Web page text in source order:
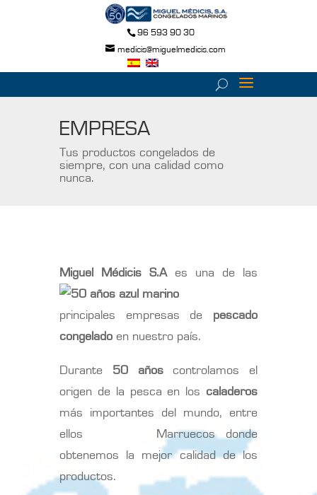
96 593 90 30
medicis@miguelmedicis.com
EMPRESA
Tus productos congelados de
siempre, con una calidad como
nunca.
Miguel Médicis S.Aes una de las
principales empresas de pescado
congelado en nuestro país.
Durante 50 añoscontrolamos el
origen de la pesca en los caladeros
más importantes del mundo, entre
ellos Marruecos donde
obtenemos la mejor calidad de los
productos.